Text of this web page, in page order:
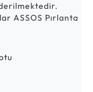
ASSOS Pırlanta